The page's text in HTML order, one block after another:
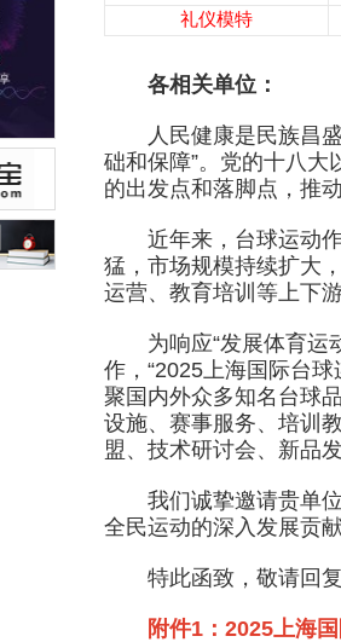
礼仪模特
各相关单位：
人民健康是民族昌盛
础和保障”。党的十八
的出发点和落脚点，推
近年来，台球运动作
猛，市场规模持续扩大
运营、教育培训等上下
为响应“发展体育运动
作，“2025上海国际台
聚国内外众多知名台球
设施、赛事服务、培训
盟、技术研讨会、新品
我们诚挚邀请贵单位
全民运动的深入发展贡
特此函致，敬请回
附件1：2025上海